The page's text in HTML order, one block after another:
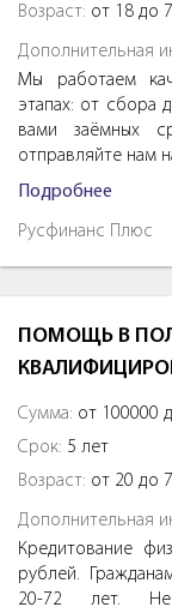
Возраст: от 18 до
Дополнительная
Мы работаем
этапах: от сбора
вами заёмных
отправляйте нам
Подробнее
Русфинанс Плюс
ПОМОЩЬ В
Сумма: от 100000
Срок: 5 лет
Возраст: от 20 до
Дополнительная
Кредитование
рублей.
20-72 лет. Не